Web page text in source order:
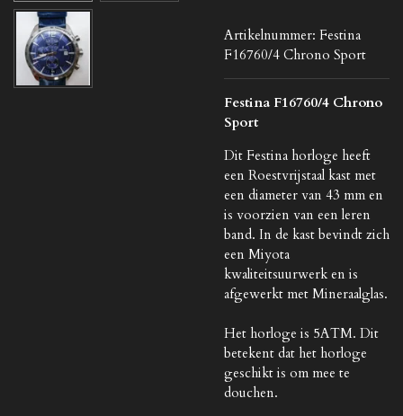
Artikelnummer: Festina
F16760/4 Chrono Sport
Festina F16760/4 Chrono
Sport
Dit Festina horloge heeft
een Roestvrijstaal kast met
een diameter van 43 mm en
is voorzien van een leren
band. In de kast bevindt zich
een Miyota
kwaliteitsuurwerk en is
afgewerkt met Mineraalglas.
Het horloge is 5ATM. Dit
betekent dat het horloge
geschikt is om mee te
douchen.